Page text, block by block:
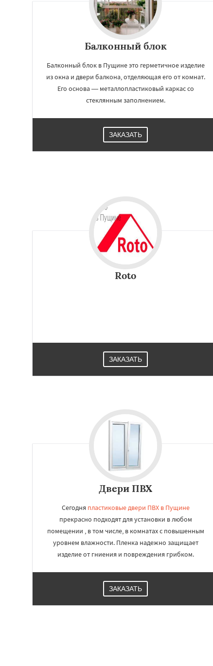
Балконный блок
Балконный блок в Пущине это герметичное изделие
из окна и двери балкона, отделяющая его от комнат.
Его основа — металлопластиковый каркас со
стеклянным заполнением.
ЗАКАЗАТЬ
Roto
ЗАКАЗАТЬ
Двери ПВХ
Сегодня пластиковые двери ПВХ в Пущине
прекрасно подходят для установки в любом
помещении , в том числе, в комнатах с повышенным
уровнем влажности. Пленка надежно защищает
изделие от гниения и повреждения грибком.
ЗАКАЗАТЬ